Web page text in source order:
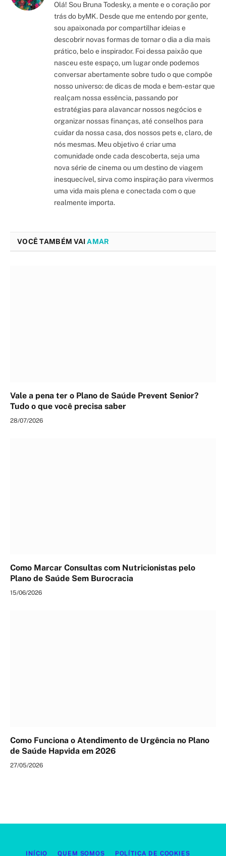
Olá! Sou Bruna Todesky, a mente e o coração por
trás do byMK. Desde que me entendo por gente,
sou apaixonada por compartilhar ideias e
descobrir novas formas de tornar o dia a dia mais
prático, belo e inspirador. Foi dessa paixão que
nasceu este espaço, um lugar onde podemos
conversar abertamente sobre tudo o que compõe
nosso universo: de dicas de moda e bem-estar que
realçam nossa essência, passando por
estratégias para alavancar nossos negócios e
organizar nossas finanças, até conselhos para
cuidar da nossa casa, dos nossos pets e, claro, de
nós mesmas. Meu objetivo é criar uma
comunidade onde cada descoberta, seja uma
nova série de cinema ou um destino de viagem
inesquecível, sirva como inspiração para vivermos
uma vida mais plena e conectada com o que
realmente importa.
VOCÊ TAMBÉM VAIAMAR
Vale a pena ter o Plano de Saúde Prevent Senior?
Tudo o que você precisa saber
28/07/2026
Como Marcar Consultas com Nutricionistas pelo
Plano de Saúde Sem Burocracia
15/06/2026
Como Funciona o Atendimento de Urgência no Plano
de Saúde Hapvida em 2026
27/05/2026
INÍCIO QUEM SOMOS POLÍTICA DE COOKIES